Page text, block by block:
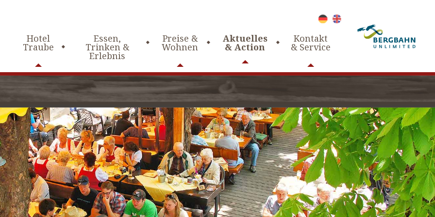
Hotel
Traube
Essen,
Trinken &
Erlebnis
Preise &
Wohnen
Aktuelles
& Action
Kontakt
& Service